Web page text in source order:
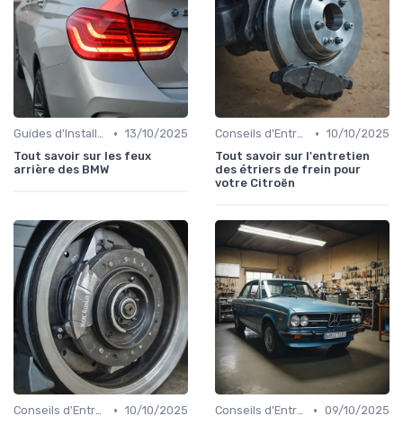
Guides d'Installation et de Réparation • 13/10/2025
Tout savoir sur les feux
arrière des BMW
Conseils d'Entretien Auto • 10/10/2025
Tout savoir sur l'entretien
des étriers de frein pour
votre Citroën
Conseils d'Entretien Auto • 10/10/2025
Conseils d'Entretien Auto • 09/10/2025